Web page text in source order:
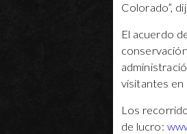
Colorado”,
El acuerdo
visitantes en
Los
de lucro: